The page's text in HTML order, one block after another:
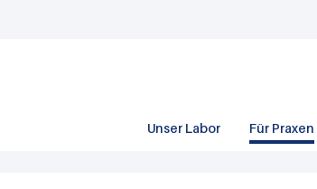
Unser Labor Für Praxen